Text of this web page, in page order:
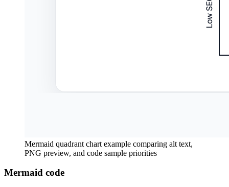
Mermaid quadrant chart example comparing alt text,
PNG preview, and code sample priorities
Mermaid code